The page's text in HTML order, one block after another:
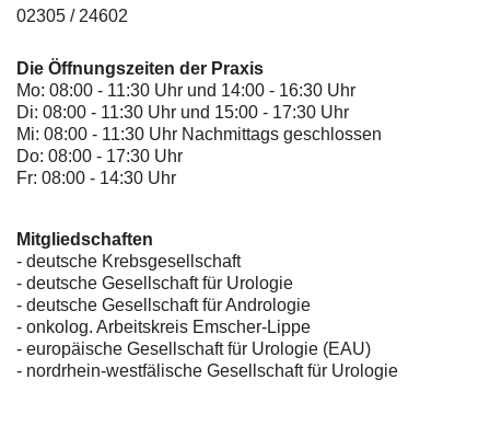
02305 / 24602
Die Öffnungszeiten der Praxis
Mo: 08:00 - 11:30 Uhr und 14:00 - 16:30 Uhr
Di: 08:00 - 11:30 Uhr und 15:00 - 17:30 Uhr
Mi: 08:00 - 11:30 Uhr Nachmittags geschlossen
Do: 08:00 - 17:30 Uhr
Fr: 08:00 - 14:30 Uhr
Mitgliedschaften
- deutsche Krebsgesellschaft
- deutsche Gesellschaft für Urologie
- deutsche Gesellschaft für Andrologie
- onkolog. Arbeitskreis Emscher-Lippe
- europäische Gesellschaft für Urologie (EAU)
- nordrhein-westfälische Gesellschaft für Urologie